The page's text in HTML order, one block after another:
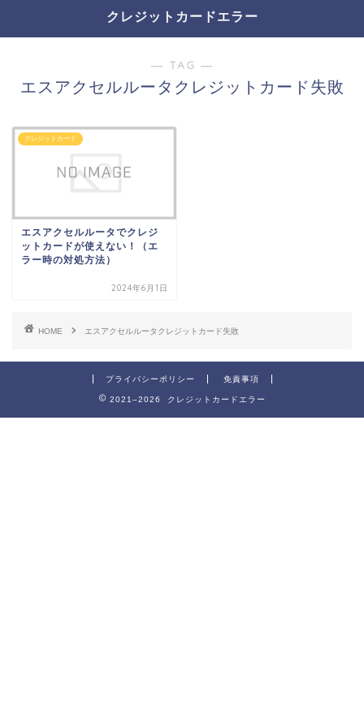
クレジットカードエラー
― TAG ―
エスアクセルルータクレジットカード失敗
クレジットカード
エスアクセルルータでクレジ
ットカードが使えない！（エ
ラー時の対処方法）
2024年6月1日
HOME エスアクセルルータクレジットカード失敗
プライバシーポリシー 免責事項
2021–2026 クレジットカードエラー